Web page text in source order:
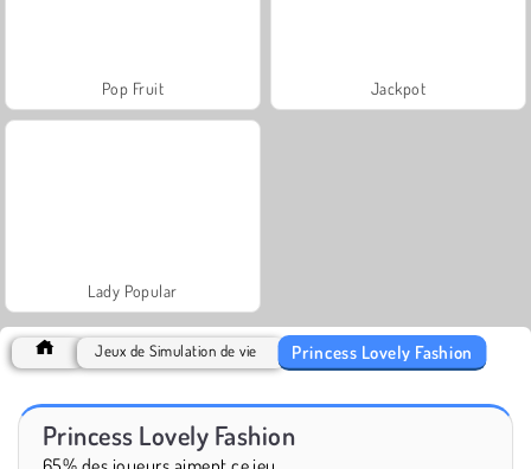
Pop Fruit Jackpot
Lady Popular
Jeux de Simulation de vie Princess Lovely Fashion
Princess Lovely Fashion